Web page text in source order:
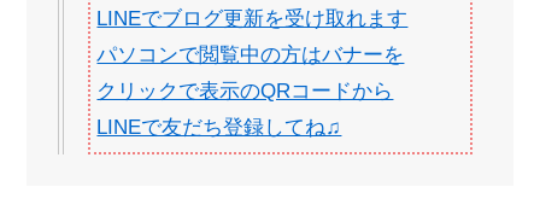
LINEでブログ更新を受け取れます
パソコンで閲覧中の方はバナーを
クリックで表示のQRコードから
LINEで友だち登録してね♫